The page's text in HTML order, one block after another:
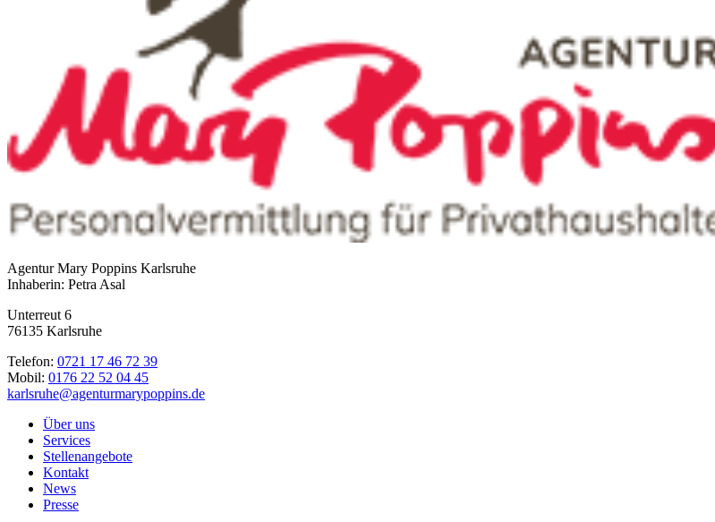
Agentur Mary Poppins Karlsruhe
Inhaberin: Petra Asal
Unterreut 6
76135 Karlsruhe
Telefon: 0721 17 46 72 39
Mobil: 0176 22 52 04 45
karlsruhe@agenturmarypoppins.de
Über uns
Services
Stellenangebote
Kontakt
News
Presse